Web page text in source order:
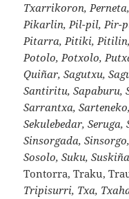
Txarrikoron,
Pikarlin, Pil-pil, Pir-
Pitarra, Pitiki,
Potolo, Potxolo,
Quiñar, Sagutxu,
Santiritu, Sapaburu,
Sarrantxa,
Sekulebedar,
Sinsorgada,
Sosolo, Suku,
Tontorra, Traku,
Tripisurri, Txa,